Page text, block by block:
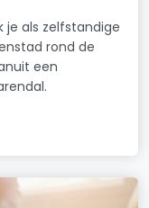
je als zelfstandige
rond de
een